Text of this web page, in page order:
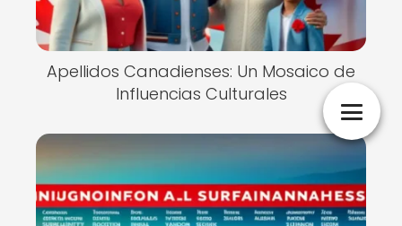
Apellidos Canadienses: Un Mosaico de
Influencias Culturales